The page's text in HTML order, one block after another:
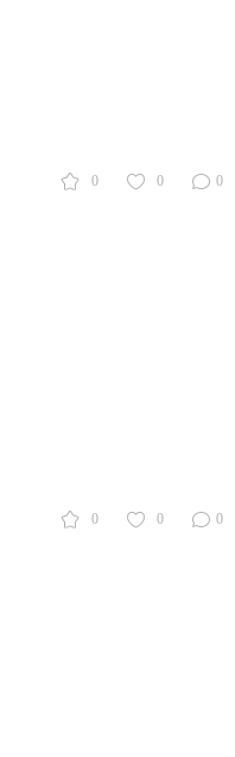
0 0 0
0 0 0